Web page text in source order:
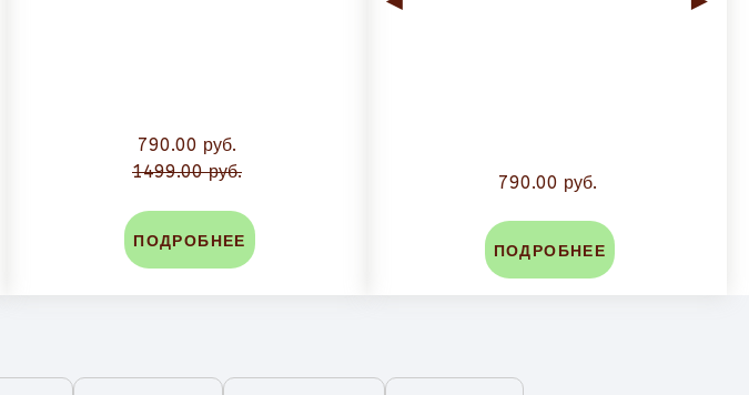
790.00 руб.
1499.00 руб.
ПОДРОБНЕЕ
790.00 руб.
ПОДРОБНЕЕ